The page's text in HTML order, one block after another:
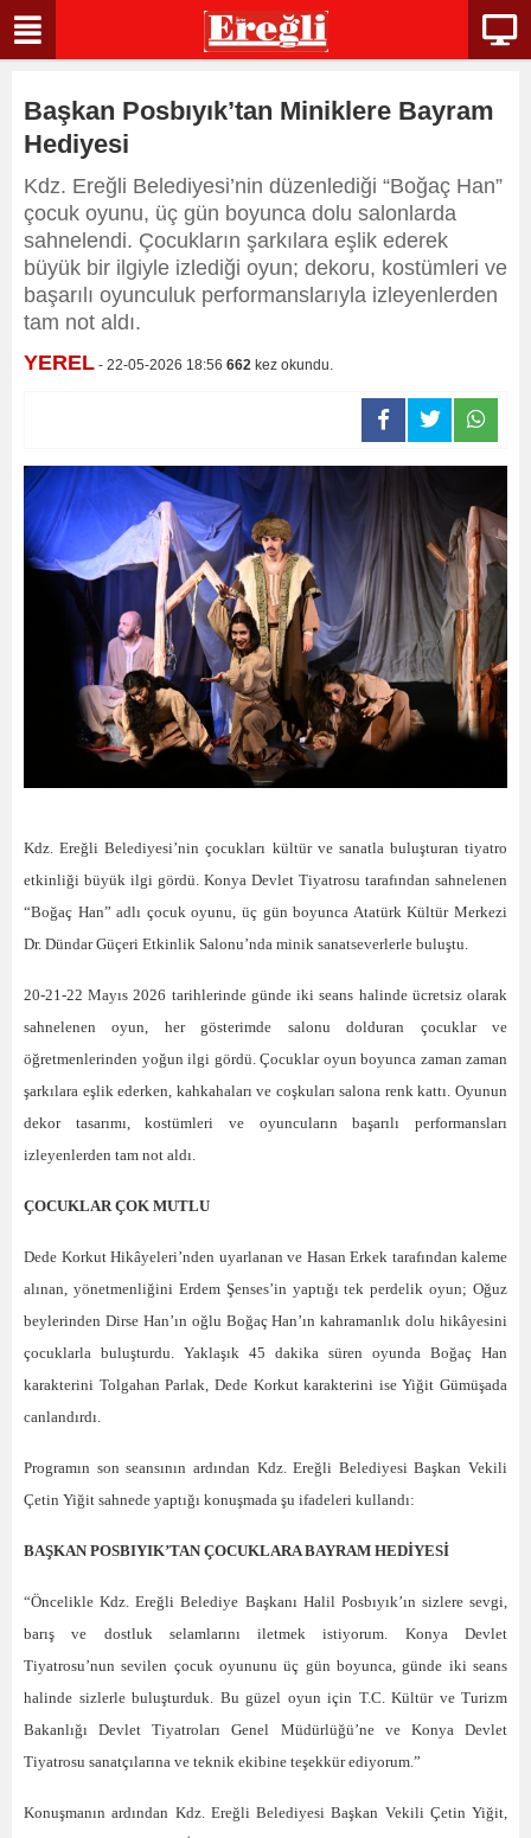
Başkan Posbıyık’tan Miniklere Bayram
Hediyesi
Kdz. Ereğli Belediyesi’nin düzenlediği “Boğaç Han”
çocuk oyunu, üç gün boyunca dolu salonlarda
sahnelendi. Çocukların şarkılara eşlik ederek
büyük bir ilgiyle izlediği oyun; dekoru, kostümleri ve
başarılı oyunculuk performanslarıyla izleyenlerden
tam not aldı.
YEREL - 22-05-2026 18:56 662 kez okundu.
Kdz. Ereğli Belediyesi’nin çocukları kültür ve sanatla buluşturan tiyatro
etkinliği büyük ilgi gördü. Konya Devlet Tiyatrosu tarafından sahnelenen
“Boğaç Han” adlı çocuk oyunu, üç gün boyunca Atatürk Kültür Merkezi
Dr. Dündar Güçeri Etkinlik Salonu’nda minik sanatseverlerle buluştu.
20-21-22 Mayıs 2026 tarihlerinde günde iki seans halinde ücretsiz olarak
sahnelenen oyun, her gösterimde salonu dolduran çocuklar ve
öğretmenlerinden yoğun ilgi gördü. Çocuklar oyun boyunca zaman zaman
şarkılara eşlik ederken, kahkahaları ve coşkuları salona renk kattı. Oyunun
dekor tasarımı, kostümleri ve oyuncuların başarılı performansları
izleyenlerden tam not aldı.
ÇOCUKLAR ÇOK MUTLU
Dede Korkut Hikâyeleri’nden uyarlanan ve Hasan Erkek tarafından kaleme
alınan, yönetmenliğini Erdem Şenses’in yaptığı tek perdelik oyun; Oğuz
beylerinden Dirse Han’ın oğlu Boğaç Han’ın kahramanlık dolu hikâyesini
çocuklarla buluşturdu. Yaklaşık 45 dakika süren oyunda Boğaç Han
karakterini Tolgahan Parlak, Dede Korkut karakterini ise Yiğit Gümüşada
canlandırdı.
Programın son seansının ardından Kdz. Ereğli Belediyesi Başkan Vekili
Çetin Yiğit sahnede yaptığı konuşmada şu ifadeleri kullandı:
BAŞKAN POSBIYIK’TAN ÇOCUKLARA BAYRAM HEDİYESİ
“Öncelikle Kdz. Ereğli Belediye Başkanı Halil Posbıyık’ın sizlere sevgi,
barış ve dostluk selamlarını iletmek istiyorum. Konya Devlet
Tiyatrosu’nun sevilen çocuk oyununu üç gün boyunca, günde iki seans
halinde sizlerle buluşturduk. Bu güzel oyun için T.C. Kültür ve Turizm
Bakanlığı Devlet Tiyatroları Genel Müdürlüğü’ne ve Konya Devlet
Tiyatrosu sanatçılarına ve teknik ekibine teşekkür ediyorum.”
Konuşmanın ardından Kdz. Ereğli Belediyesi Başkan Vekili Çetin Yiğit,